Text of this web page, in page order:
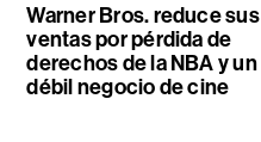
Warner Bros. reduce sus
ventas por pérdida de
derechos de la NBA y un
débil negocio de cine